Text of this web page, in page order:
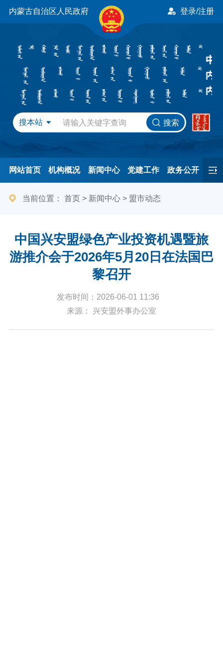
内蒙古自治区人民政府 登录/注册
搜本站 搜索
网站首页 机构概况 新闻中心 党建工作 政务公开
办事服务 民间友好 港澳事务 互动交流
当前位置： 首页> 新闻中心> 盟市动态
中国兴安盟绿色产业投资机遇暨旅
游推介会于2026年5月20日在法国巴
黎召开
发布时间：2026-06-01 11:36
来源： 兴安盟外事办公室